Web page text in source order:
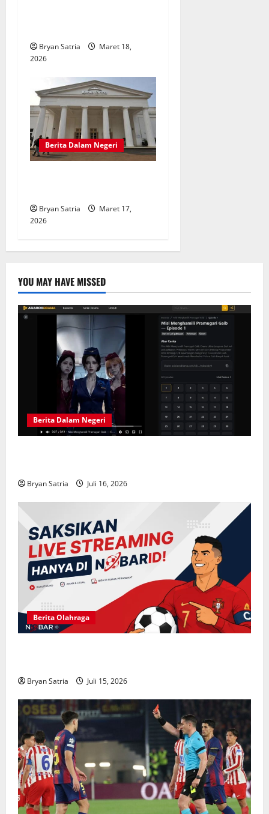
Bryan Satria
Maret 18,
2026
Berita Dalam Negeri
Bryan Satria
Maret 17,
2026
YOU MAY HAVE MISSED
Berita Dalam Negeri
Bryan Satria Juli 16, 2026
Berita Olahraga
Bryan Satria Juli 15, 2026